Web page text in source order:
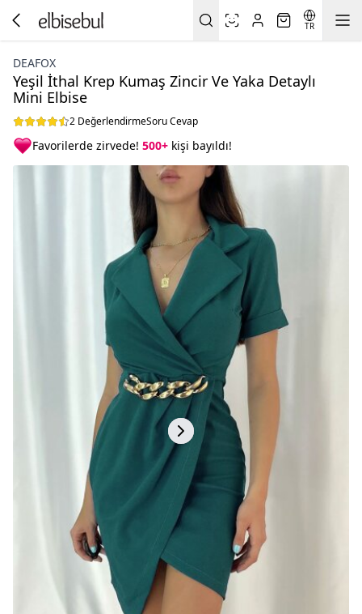
TR
DEAFOX
Yeşil İthal Krep Kumaş Zincir Ve Yaka Detaylı
Mini Elbise
2 DeğerlendirmeSoru Cevap
Favorilerde zirvede! 500+ kişi bayıldı!